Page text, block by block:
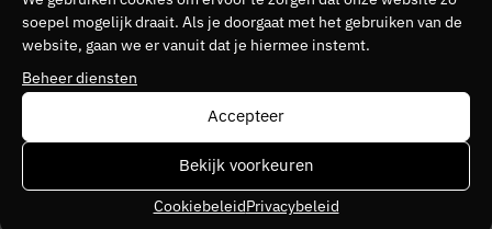
soepel mogelijk draait. Als je doorgaat met het gebruiken van de
website, gaan we er vanuit dat je hiermee instemt.
Beheer diensten
Accepteer
Bekijk voorkeuren
CookiebeleidPrivacybeleid
BARON FILOU
Baron Filou The Sunset
41,97
BARON FILOU
Baron Filou The Resort King
€59,95€35,97